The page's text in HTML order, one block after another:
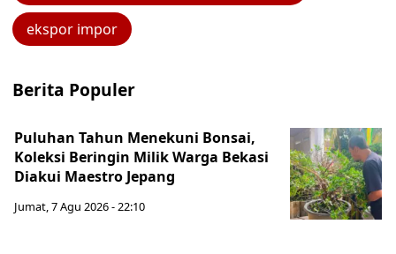
ekspor impor
Berita Populer
Puluhan Tahun Menekuni Bonsai,
Koleksi Beringin Milik Warga Bekasi
Diakui Maestro Jepang
Jumat, 7 Agu 2026 - 22:10